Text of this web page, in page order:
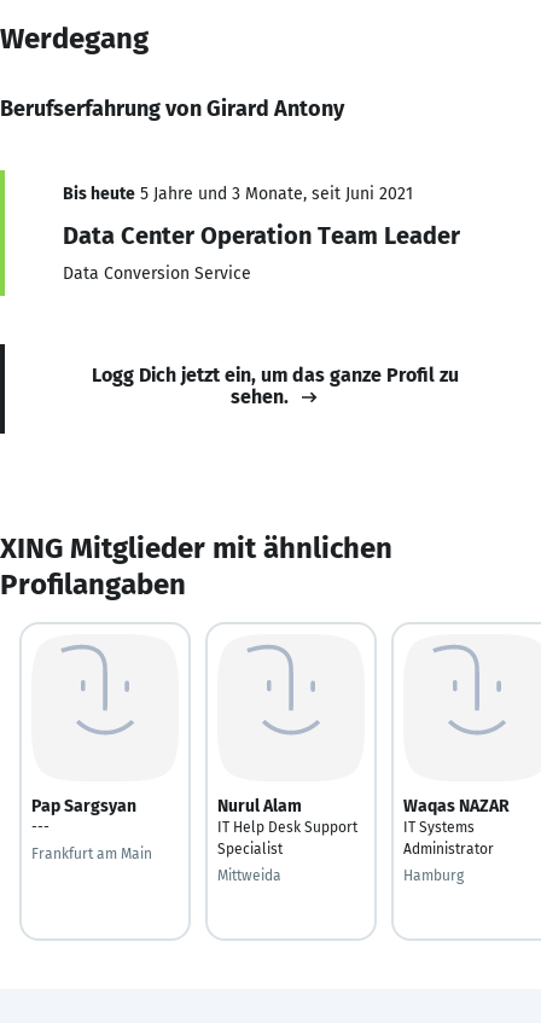
Werdegang
Berufserfahrung von Girard Antony
Bis heute 5 Jahre und 3 Monate, seit Juni 2021
Data Center Operation Team Leader
Data Conversion Service
Logg Dich jetzt ein, um das ganze Profil zu
sehen.
XING Mitglieder mit ähnlichen
Profilangaben
Pap Sargsyan
---
Frankfurt am Main
Nurul Alam
IT Help Desk Support
Specialist
Mittweida
Waqas NAZAR
IT Systems
Administrator
Hamburg